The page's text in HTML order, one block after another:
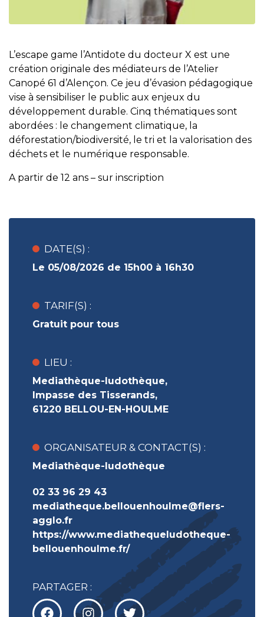
L’escape game l’Antidote du docteur X est une
création originale des médiateurs de l’Atelier
Canopé 61 d’Alençon. Ce jeu d’évasion pédagogique
vise à sensibiliser le public aux enjeux du
développement durable. Cinq thématiques sont
abordées : le changement climatique, la
déforestation/biodiversité, le tri et la valorisation des
déchets et le numérique responsable.
A partir de 12 ans – sur inscription
DATE(S) :
Le 05/08/2026 de 15h00 à 16h30
TARIF(S) :
Gratuit pour tous
LIEU :
Mediathèque-ludothèque,
Impasse des Tisserands,
61220 BELLOU-EN-HOULME
ORGANISATEUR & CONTACT(S) :
Mediathèque-ludothèque
02 33 96 29 43
mediatheque.bellouenhoulme@flers-
agglo.fr
https://www.mediathequeludotheque-
bellouenhoulme.fr/
PARTAGER :